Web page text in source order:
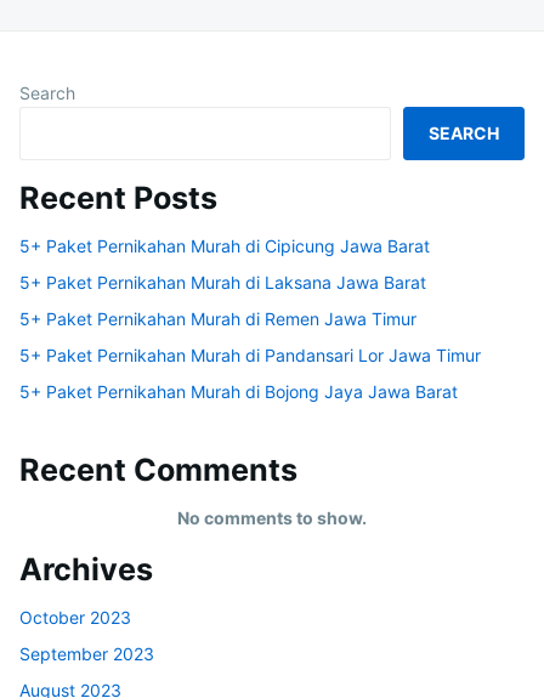
Search
SEARCH
Recent Posts
5+ Paket Pernikahan Murah di Cipicung Jawa Barat
5+ Paket Pernikahan Murah di Laksana Jawa Barat
5+ Paket Pernikahan Murah di Remen Jawa Timur
5+ Paket Pernikahan Murah di Pandansari Lor Jawa Timur
5+ Paket Pernikahan Murah di Bojong Jaya Jawa Barat
Recent Comments
No comments to show.
Archives
October 2023
September 2023
August 2023